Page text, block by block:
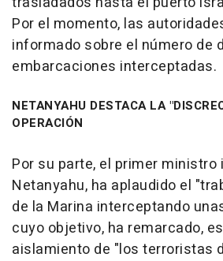
Por el momento, las
informado sobre el número de
embarcaciones interceptadas.
NETANYAHU DESTACA LA
OPERACIÓN
Por su parte, el primer ministro
Netanyahu, ha aplaudido el
de la Marina interceptando
cuyo objetivo, ha remarcado,
aislamiento de "los terroristas